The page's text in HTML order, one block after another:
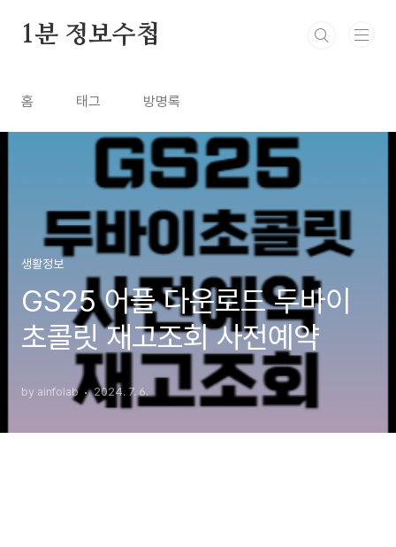
1분 정보수첩
홈 태그 방명록
생활정보
GS25 어플 다운로드 두바이
초콜릿 재고조회 사전예약
by ainfolab 2024. 7. 6.